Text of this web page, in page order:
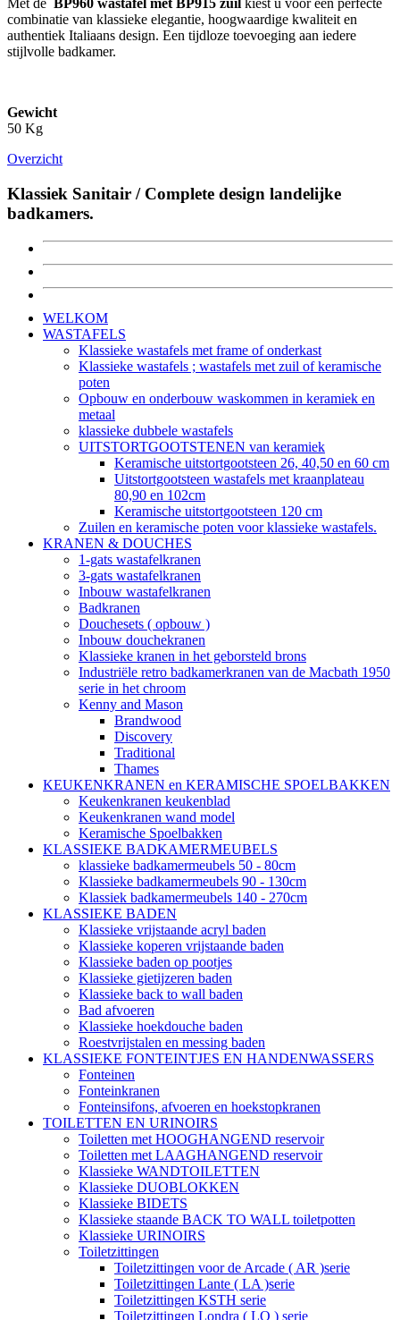
Met de BP960 wastafel met BP915 zuil kiest u voor een perfecte
combinatie van klassieke elegantie, hoogwaardige kwaliteit en
authentiek Italiaans design. Een tijdloze toevoeging aan iedere
stijlvolle badkamer.
Gewicht
50 Kg
Overzicht
Klassiek Sanitair / Complete design landelijke
badkamers.
WELKOM
WASTAFELS
Klassieke wastafels met frame of onderkast
Klassieke wastafels ; wastafels met zuil of keramische
poten
Opbouw en onderbouw waskommen in keramiek en
metaal
klassieke dubbele wastafels
UITSTORTGOOTSTENEN van keramiek
Keramische uitstortgootsteen 26, 40,50 en 60 cm
Uitstortgootsteen wastafels met kraanplateau
80,90 en 102cm
Keramische uitstortgootsteen 120 cm
Zuilen en keramische poten voor klassieke wastafels.
KRANEN & DOUCHES
1-gats wastafelkranen
3-gats wastafelkranen
Inbouw wastafelkranen
Badkranen
Douchesets ( opbouw )
Inbouw douchekranen
Klassieke kranen in het geborsteld brons
Industriële retro badkamerkranen van de Macbath 1950
serie in het chroom
Kenny and Mason
Brandwood
Discovery
Traditional
Thames
KEUKENKRANEN en KERAMISCHE SPOELBAKKEN
Keukenkranen keukenblad
Keukenkranen wand model
Keramische Spoelbakken
KLASSIEKE BADKAMERMEUBELS
klassieke badkamermeubels 50 - 80cm
Klassieke badkamermeubels 90 - 130cm
Klassiek badkamermeubels 140 - 270cm
KLASSIEKE BADEN
Klassieke vrijstaande acryl baden
Klassieke koperen vrijstaande baden
Klassieke baden op pootjes
Klassieke gietijzeren baden
Klassieke back to wall baden
Bad afvoeren
Klassieke hoekdouche baden
Roestvrijstalen en messing baden
KLASSIEKE FONTEINTJES EN HANDENWASSERS
Fonteinen
Fonteinkranen
Fonteinsifons, afvoeren en hoekstopkranen
TOILETTEN EN URINOIRS
Toiletten met HOOGHANGEND reservoir
Toiletten met LAAGHANGEND reservoir
Klassieke WANDTOILETTEN
Klassieke DUOBLOKKEN
Klassieke BIDETS
Klassieke staande BACK TO WALL toiletpotten
Klassieke URINOIRS
Toiletzittingen
Toiletzittingen voor de Arcade ( AR )serie
Toiletzittingen Lante ( LA )serie
Toiletzittingen KSTH serie
Toiletzittingen Londra ( LO ) serie